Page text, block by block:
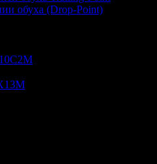
обуха (Drop-Point)